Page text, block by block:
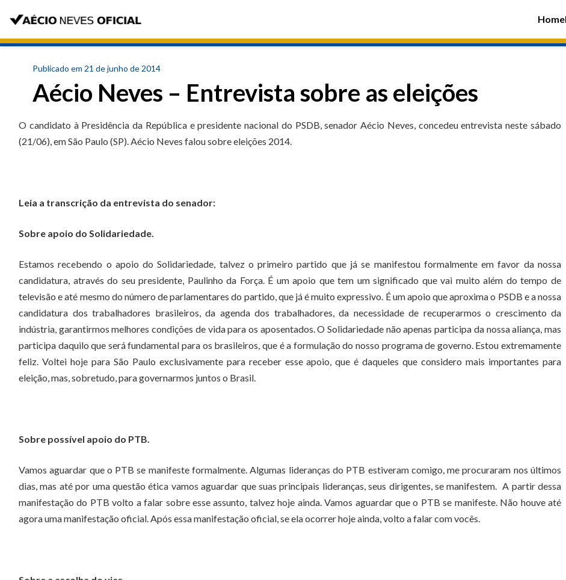
Home
Publicado em 21 de junho de 2014
Aécio Neves – Entrevista sobre as eleições
O candidato à Presidência da República e presidente nacional do PSDB, senador Aécio Neves, concedeu entrevista neste sábado
(21/06), em São Paulo (SP). Aécio Neves falou sobre eleições 2014.
Leia a transcrição da entrevista do senador:
Sobre apoio do Solidariedade.
Estamos recebendo o apoio do Solidariedade, talvez o primeiro partido que já se manifestou formalmente em favor da nossa
candidatura, através do seu presidente, Paulinho da Força. É um apoio que tem um significado que vai muito além do tempo de
televisão e até mesmo do número de parlamentares do partido, que já é muito expressivo. É um apoio que aproxima o PSDB e a nossa
candidatura dos trabalhadores brasileiros, da agenda dos trabalhadores, da necessidade de recuperarmos o crescimento da
indústria, garantirmos melhores condições de vida para os aposentados. O Solidariedade não apenas participa da nossa aliança, mas
participa daquilo que será fundamental para os brasileiros, que é a formulação do nosso programa de governo. Estou extremamente
feliz. Voltei hoje para São Paulo exclusivamente para receber esse apoio, que é daqueles que considero mais importantes para
eleição, mas, sobretudo, para governarmos juntos o Brasil.
Sobre possível apoio do PTB.
Vamos aguardar que o PTB se manifeste formalmente. Algumas lideranças do PTB estiveram comigo, me procuraram nos últimos
dias, mas até por uma questão ética vamos aguardar que suas principais lideranças, seus dirigentes, se manifestem. A partir dessa
manifestação do PTB volto a falar sobre esse assunto, talvez hoje ainda. Vamos aguardar que o PTB se manifeste. Não houve até
agora uma manifestação oficial. Após essa manifestação oficial, se ela ocorrer hoje ainda, volto a falar com vocês.